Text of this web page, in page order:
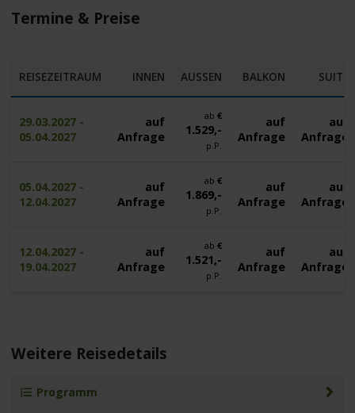
Termine & Preise
REISEZEITRAUM INNEN AUSSEN BALKON SUITE
29.03.2027 -
05.04.2027
auf
Anfrage
ab€
1.529,-
p.P.
auf
Anfrage
auf
Anfrage
05.04.2027 -
12.04.2027
auf
Anfrage
ab€
1.869,-
p.P.
auf
Anfrage
auf
Anfrage
12.04.2027 -
19.04.2027
auf
Anfrage
ab€
1.521,-
p.P.
auf
Anfrage
auf
Anfrage
Weitere Reisedetails
Programm